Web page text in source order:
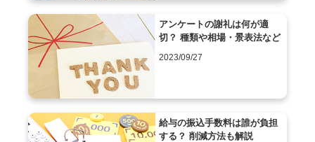
アンケートの謝礼は何が適
切？ 種類や相場・景表法など
2023/09/27
給与の振込手数料は誰が負担
する？ 削減方法も解説